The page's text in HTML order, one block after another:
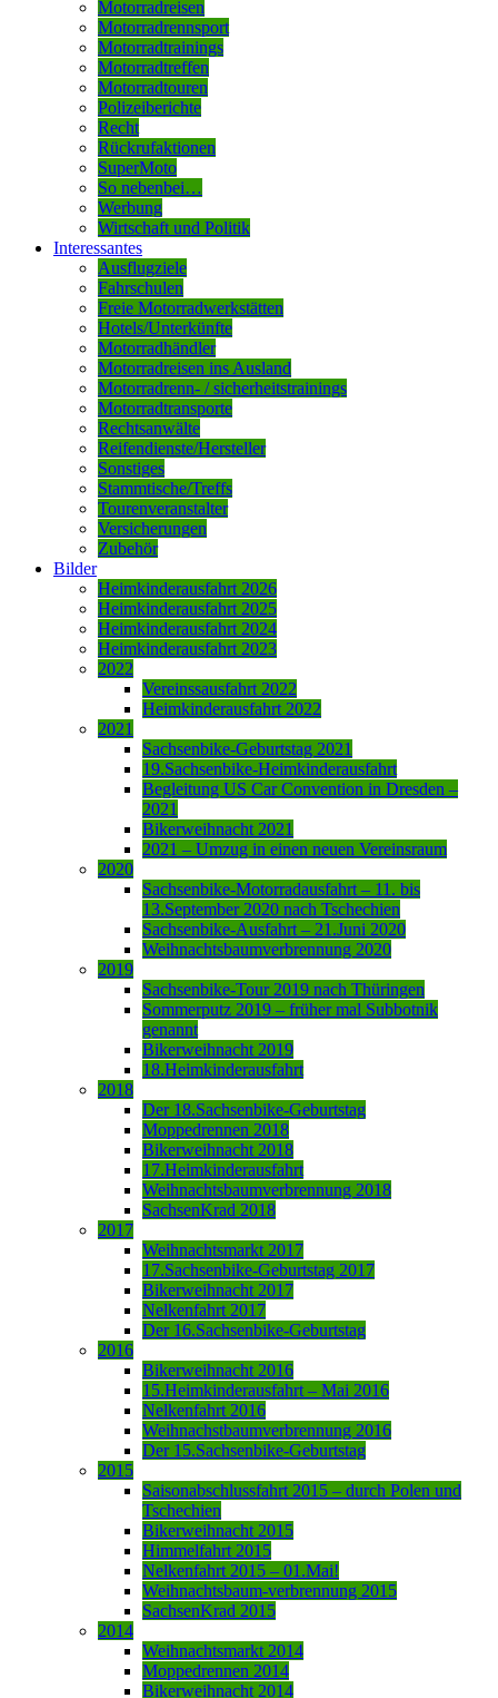
Motorradreisen
Motorradrennsport
Motorradtrainings
Motorradtreffen
Motorradtouren
Polizeiberichte
Recht
Rückrufaktionen
SuperMoto
So nebenbei…
Werbung
Wirtschaft und Politik
Interessantes
Ausflugziele
Fahrschulen
Freie Motorradwerkstätten
Hotels/Unterkünfte
Motorradhändler
Motorradreisen ins Ausland
Motorradrenn- / sicherheitstrainings
Motorradtransporte
Rechtsanwälte
Reifendienste/Hersteller
Sonstiges
Stammtische/Treffs
Tourenveranstalter
Versicherungen
Zubehör
Bilder
Heimkinderausfahrt 2026
Heimkinderausfahrt 2025
Heimkinderausfahrt 2024
Heimkinderausfahrt 2023
2022
Vereinssausfahrt 2022
Heimkinderausfahrt 2022
2021
Sachsenbike-Geburtstag 2021
19.Sachsenbike-Heimkinderausfahrt
Begleitung US Car Convention in Dresden –
2021
Bikerweihnacht 2021
2021 – Umzug in einen neuen Vereinsraum
2020
Sachsenbike-Motorradausfahrt – 11. bis
13.September 2020 nach Tschechien
Sachsenbike-Ausfahrt – 21.Juni 2020
Weihnachtsbaumverbrennung 2020
2019
Sachsenbike-Tour 2019 nach Thüringen
Sommerputz 2019 – früher mal Subbotnik
genannt
Bikerweihnacht 2019
18.Heimkinderausfahrt
2018
Der 18.Sachsenbike-Geburtstag
Moppedrennen 2018
Bikerweihnacht 2018
17.Heimkinderausfahrt
Weihnachtsbaumverbrennung 2018
SachsenKrad 2018
2017
Weihnachtsmarkt 2017
17.Sachsenbike-Geburtstag 2017
Bikerweihnacht 2017
Nelkenfahrt 2017
Der 16.Sachsenbike-Geburtstag
2016
Bikerweihnacht 2016
15.Heimkinderausfahrt – Mai 2016
Nelkenfahrt 2016
Weihnachstbaumverbrennung 2016
Der 15.Sachsenbike-Geburtstag
2015
Saisonabschlussfahrt 2015 – durch Polen und
Tschechien
Bikerweihnacht 2015
Himmelfahrt 2015
Nelkenfahrt 2015 – 01.Mai!
Weihnachtsbaum-verbrennung 2015
SachsenKrad 2015
2014
Weihnachtsmarkt 2014
Moppedrennen 2014
Bikerweihnacht 2014